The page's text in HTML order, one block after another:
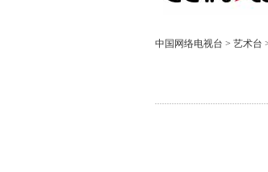
中国网络电视台 > 艺术台